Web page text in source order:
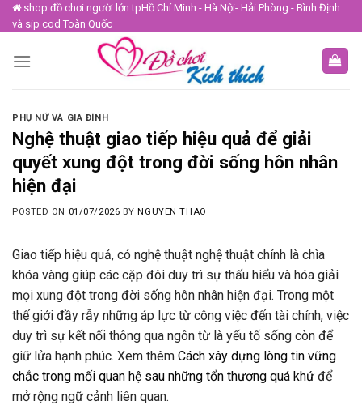
Skip
to
shop đồ chơi người lớn tpHồ Chí Minh - Hà Nội- Hải Phòng - Bình Định
và sip cod Toàn Quốc
PHỤ NỮ VÀ GIA ĐÌNH
Nghệ thuật giao tiếp hiệu quả để giải
quyết xung đột trong đời sống hôn nhân
hiện đại
POSTED ON 01/07/2026 BYNGUYEN THAO
Giao tiếp hiệu quả, có nghệ thuật nghệ thuật chính là chìa
khóa vàng giúp các cặp đôi duy trì sự thấu hiểu và hóa giải
mọi xung đột trong đời sống hôn nhân hiện đại. Trong một
thế giới đầy rẫy những áp lực từ công việc đến tài chính, việc
duy trì sự kết nối thông qua ngôn từ là yếu tố sống còn để
giữ lửa hạnh phúc. Xem thêm Cách xây dựng lòng tin vững
chắc trong mối quan hệ sau những tổn thương quá khứ để
mở rộng ngữ cảnh liên quan.